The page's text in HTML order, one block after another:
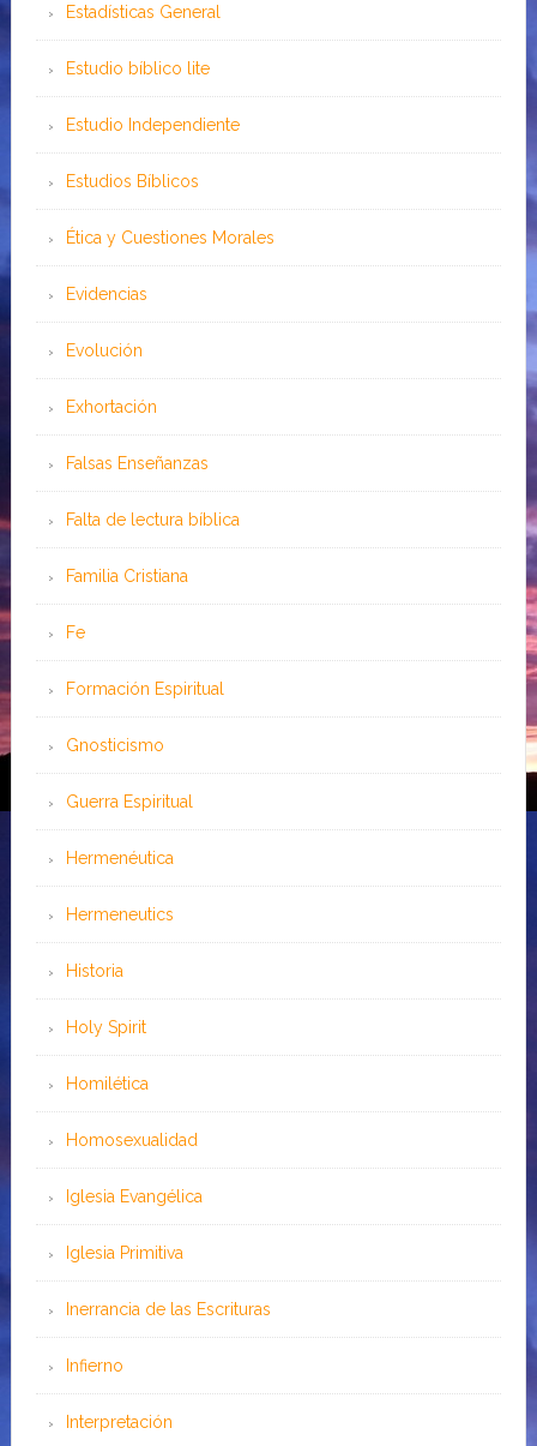
Estadísticas General
Estudio bíblico lite
Estudio Independiente
Estudios Bíblicos
Ética y Cuestiones Morales
Evidencias
Evolución
Exhortación
Falsas Enseñanzas
Falta de lectura bíblica
Familia Cristiana
Fe
Formación Espiritual
Gnosticismo
Guerra Espiritual
Hermenéutica
Hermeneutics
Historia
Holy Spirit
Homilética
Homosexualidad
Iglesia Evangélica
Iglesia Primitiva
Inerrancia de las Escrituras
Infierno
Interpretación